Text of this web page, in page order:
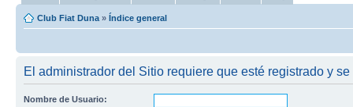
Club Fiat Duna » Índice general
El administrador del Sitio requiere que esté registrado y
Nombre de Usuario: